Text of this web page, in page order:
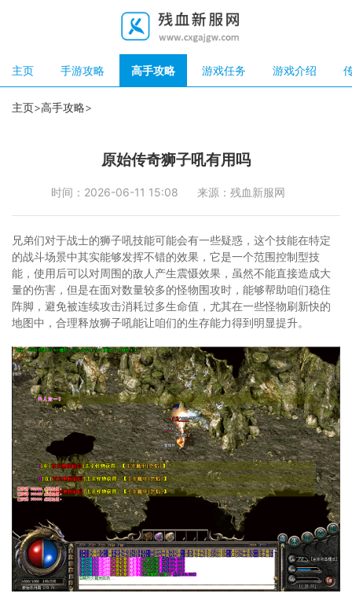
主页 手游攻略 高手攻略 游戏任务 游戏介绍
主页>高手攻略>
原始传奇狮子吼有用吗
时间：2026-06-11 15:08 来源：残血新服网
兄弟们对于战士的狮子吼技能可能会有一些疑惑，这个技能在特定
的战斗场景中其实能够发挥不错的效果，它是一个范围控制型技
能，使用后可以对周围的敌人产生震慑效果，虽然不能直接造成大
量的伤害，但是在面对数量较多的怪物围攻时，能够帮助咱们稳住
阵脚，避免被连续攻击消耗过多生命值，尤其在一些怪物刷新快的
地图中，合理释放狮子吼能让咱们的生存能力得到明显提升。